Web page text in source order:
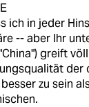
ich in jeder
-- aber Ihr
greift
der
zu sein